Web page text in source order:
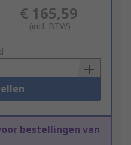
€ 165,59
(incl. BTW)
bestellingen van